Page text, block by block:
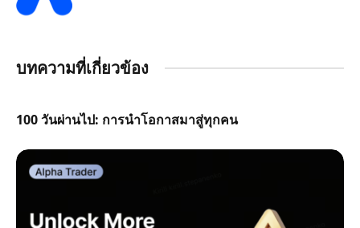
บทความที่เกี่ยวข้อง
100 วันผ่านไป: การนำโอกาสมาสู่ทุกคน